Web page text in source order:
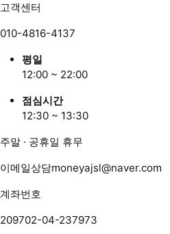
고객센터
010-4816-4137
평일
12:00 ~ 22:00
점심시간
12:30 ~ 13:30
주말 · 공휴일 휴무
이메일상담moneyajsl@naver.com
계좌번호
209702-04-237973